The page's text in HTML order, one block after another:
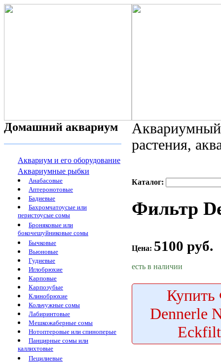
Домашний аквариум
Аквариум и его оборудование
Аквариумные рыбки
Анабасовые
Аптеронотовые
Бадиевые
Бахромчатоусые или
перистоусые сомы
Броняковые или
бокочешуйниковые сомы
Бычковые
Вьюновые
Гудиевые
Иглобрюхие
Карповые
Карпозубые
Клинобрюхие
Кольчужные сомы
Лабиринтовые
Мешкожаберные сомы
Нотоптеровые или спиноперые
Панцирные сомы или
каллихтовые
Пецилиевые
растения,
Каталог:
Фильтр
Цена: 5100 руб.
есть в наличии
Купить
Dennerle